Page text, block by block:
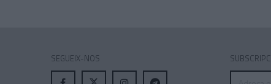
SEGUEIX-NOS
Adreça